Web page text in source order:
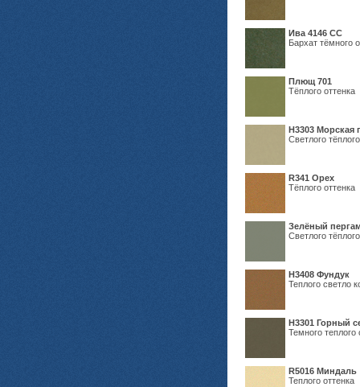
Ива 4146 СС
Бархат тёмного
Плющ 701
Тёплого оттенка
H3303 Морская
Светлого
R341 Орех
Тёплого оттенка
Зелёный
Светлого
Н3408 Фундук
Теплого светло
Н3301 Горный
Темного теплого
R5016 Миндаль
Теплого оттенка